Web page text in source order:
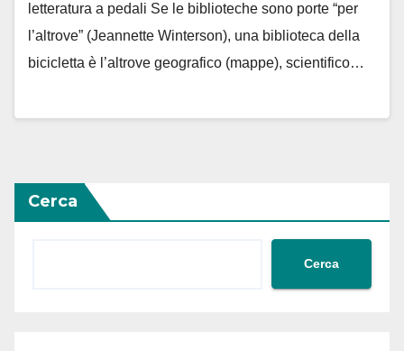
letteratura a pedali Se le biblioteche sono porte “per
l’altrove” (Jeannette Winterson), una biblioteca della
bicicletta è l’altrove geografico (mappe), scientifico…
Cerca
Cerca